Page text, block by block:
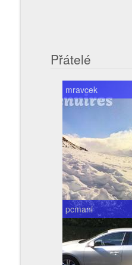
Přátelé
mravcek
pcmani